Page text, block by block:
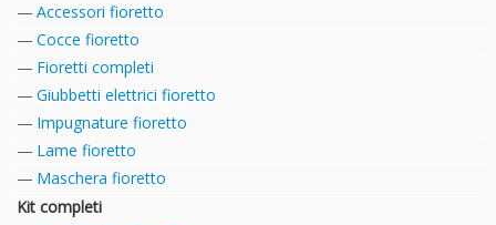
Accessori fioretto
Cocce fioretto
Fioretti completi
Giubbetti elettrici fioretto
Impugnature fioretto
Lame fioretto
Maschera fioretto
Kit completi